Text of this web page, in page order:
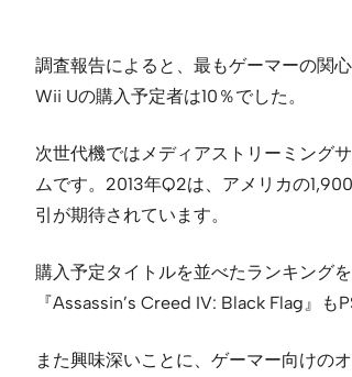
調査報告によると、最もゲーマーの関
Wii Uの購入予定者は10％でした。
次世代機ではメディアストリーミング
ムです。2013年Q2は、アメリカの
引が期待されています。
購入予定タイトルを並べたランキング
『Assassin’s Creed IV: Black Flag』
また興味深いことに、ゲーマー向けの